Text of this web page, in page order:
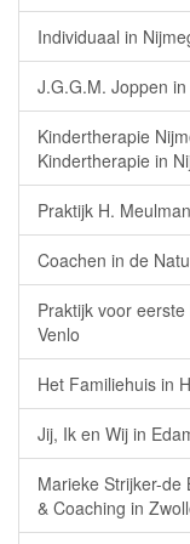
Individuaal in
J.G.G.M. Joppen
Kindertherapie
Kindertherapie in
Praktijk H.
Coachen in de
Praktijk voor
Venlo
Het Familiehuis in
Jij, Ik en Wij in
Marieke Strijker-de
& Coaching in